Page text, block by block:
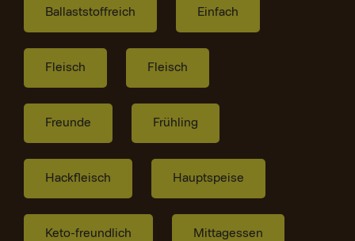
Ballaststoffreich Einfach
Fleisch Fleisch
Freunde Frühling
Hackfleisch Hauptspeise
Keto-freundlich Mittagessen